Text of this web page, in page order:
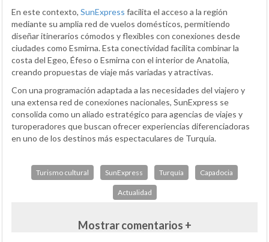
En este contexto, SunExpress facilita el acceso a la región
mediante su amplia red de vuelos domésticos, permitiendo
diseñar itinerarios cómodos y flexibles con conexiones desde
ciudades como Esmirna. Esta conectividad facilita combinar la
costa del Egeo, Éfeso o Esmirna con el interior de Anatolia,
creando propuestas de viaje más variadas y atractivas.
Con una programación adaptada a las necesidades del viajero y
una extensa red de conexiones nacionales, SunExpress se
consolida como un aliado estratégico para agencias de viajes y
turoperadores que buscan ofrecer experiencias diferenciadoras
en uno de los destinos más espectaculares de Turquía.
Turismo cultural SunExpress Turquía Capadocia
Actualidad
Mostrar comentarios +